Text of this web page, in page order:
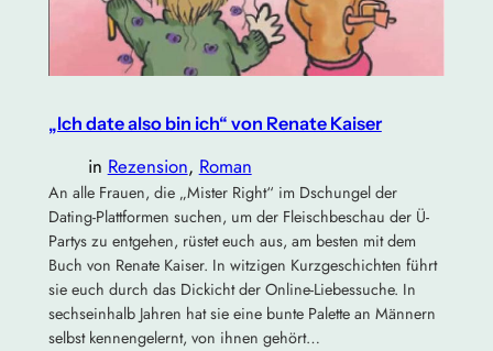
„Ich date also bin ich“ von Renate Kaiser
in Rezension, Roman
An alle Frauen, die „Mister Right“ im Dschungel der
Dating-Plattformen suchen, um der Fleischbeschau der Ü-
Partys zu entgehen, rüstet euch aus, am besten mit dem
Buch von Renate Kaiser. In witzigen Kurzgeschichten führt
sie euch durch das Dickicht der Online-Liebessuche. In
sechseinhalb Jahren hat sie eine bunte Palette an Männern
selbst kennengelernt, von ihnen gehört…